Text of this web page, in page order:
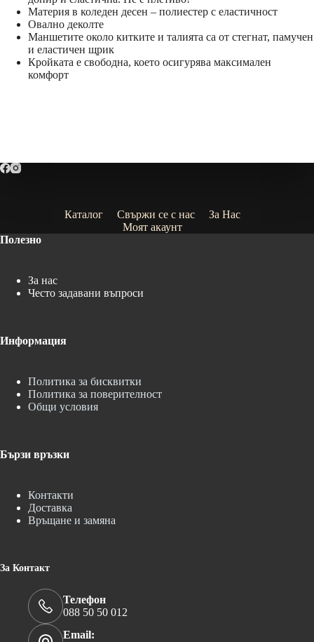
Материя в коледен десен – полиестер с еластичност
Овално деколте
Маншетите около китките и талията са от стегнат, памучен
и еластичен щрик
Кройката е свободна, което осигурява максимален
комфорт
Каталог Свържи се с нас
За Нас
Моят акаунт
Полезно
За нас
Често задавани въпроси
Информация
Политика за бисквитки
Политика за поверителност
Общи условия
Бързи връзки
Контакти
Доставка
Връщане и замяна
За Контакт
Телефон
088 50 50 012
Email: